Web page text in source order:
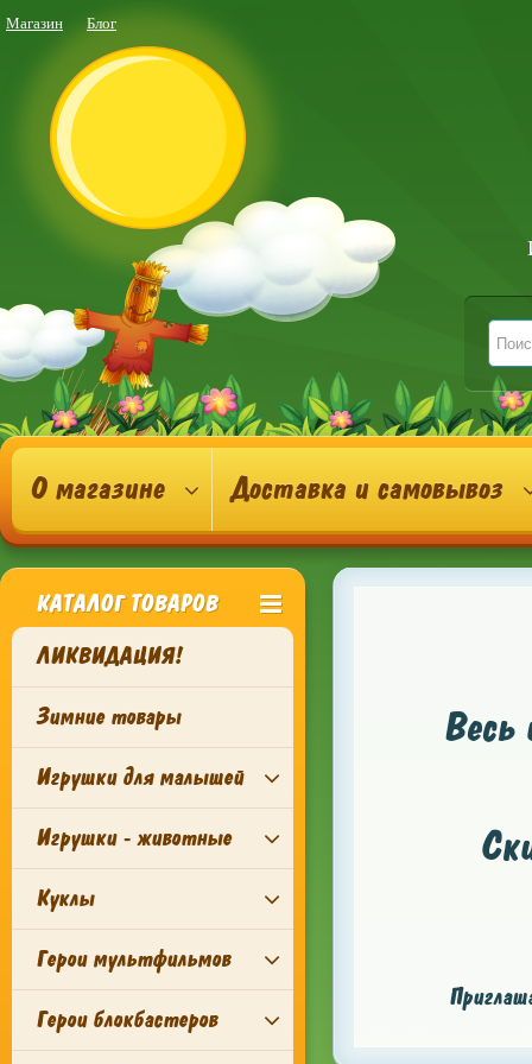
Магазин Блог
О магазине Доставка и самовывоз
КАТАЛОГ ТОВАРОВ
ЛИКВИДАЦИЯ!
Зимние товары
Игрушки для малышей
Игрушки - животные
Куклы
Герои мультфильмов
Герои блокбастеров
Весь